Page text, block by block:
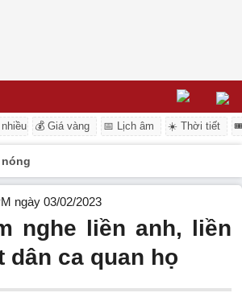
💰 Giá vàng 📅 Lịch âm ☀️ Thời tiết
ngày 03/02/2023
nghe liền anh, liền
dân ca quan họ